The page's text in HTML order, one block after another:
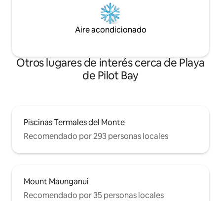
Aire acondicionado
Otros lugares de interés cerca de Playa
de Pilot Bay
Piscinas Termales del Monte
Recomendado por 293 personas locales
Mount Maunganui
Recomendado por 35 personas locales